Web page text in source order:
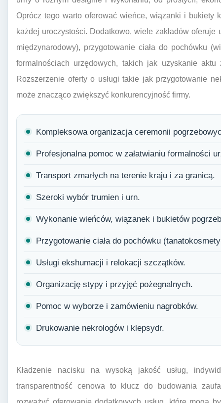
Oprócz tego warto oferować wieńce, wiązanki i bukiety
każdej uroczystości. Dodatkowo, wiele zakładów oferuje
międzynarodowy), przygotowanie ciała do pochówku
formalnościach urzędowych, takich jak uzyskanie
Rozszerzenie oferty o usługi takie jak przygotowanie
może znacząco zwiększyć konkurencyjność firmy.
Kompleksowa organizacja ceremonii
Profesjonalna pomoc w załatwianiu formalności
Transport zmarłych na terenie kraju i za granicą.
Szeroki wybór trumien i urn.
Wykonanie wieńców, wiązanek i bukietów
Przygotowanie ciała do pochówku
Usługi ekshumacji i relokacji szczątków.
Organizację stypy i przyjęć pożegnalnych.
Pomoc w wyborze i zamówieniu nagrobków.
Drukowanie nekrologów i klepsydr.
Kładzenie nacisku na wysoką jakość usług,
transparentność cenowa to klucz do budowania